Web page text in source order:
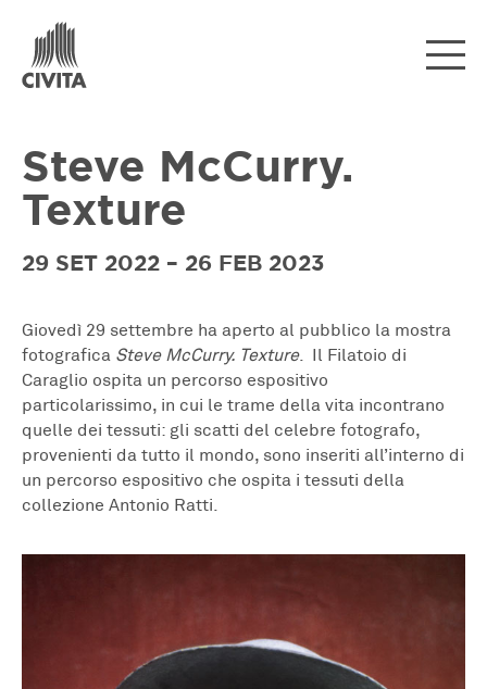
Steve McCurry.
Texture
29 SET 2022 – 26 FEB 2023
Giovedì 29 settembre ha aperto al pubblico la mostra
fotografica Steve McCurry. Texture. Il Filatoio di
Caraglio ospita un percorso espositivo
particolarissimo, in cui le trame della vita incontrano
quelle dei tessuti: gli scatti del celebre fotografo,
provenienti da tutto il mondo, sono inseriti all’interno di
un percorso espositivo che ospita i tessuti della
collezione Antonio Ratti.